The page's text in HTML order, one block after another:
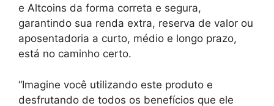
e Altcoins da forma correta e segura,
garantindo sua renda extra, reserva de valor ou
aposentadoria a curto, médio e longo prazo,
está no caminho certo.
“Imagine você utilizando este produto e
desfrutando de todos os benefícios que ele